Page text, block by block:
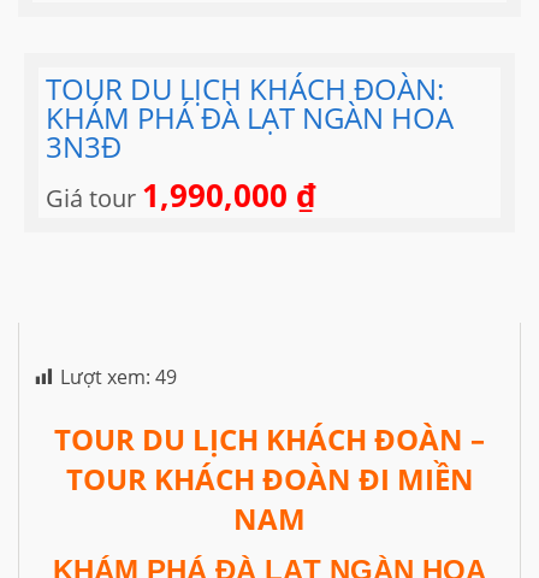
TOUR DU LỊCH KHÁCH ĐOÀN:
KHÁM PHÁ ĐÀ LẠT NGÀN HOA
3N3Đ
Giá tour 1,990,000 ₫
Lượt xem: 49
TOUR DU LỊCH KHÁCH ĐOÀN –
TOUR KHÁCH ĐOÀN ĐI MIỀN
NAM
KHÁM PHÁ ĐÀ LẠT NGÀN HOA